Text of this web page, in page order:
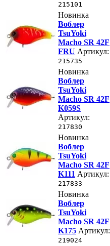
215101
Новинка
Воблер
TsuYoki
Macho SR 42F
FRU Артикул:
215735
Новинка
Воблер
TsuYoki
Macho SR 42F
K059S
Артикул:
217830
Новинка
Воблер
TsuYoki
Macho SR 42F
K111 Артикул:
217833
Новинка
Воблер
TsuYoki
Macho SR 42F
K175 Артикул:
219024